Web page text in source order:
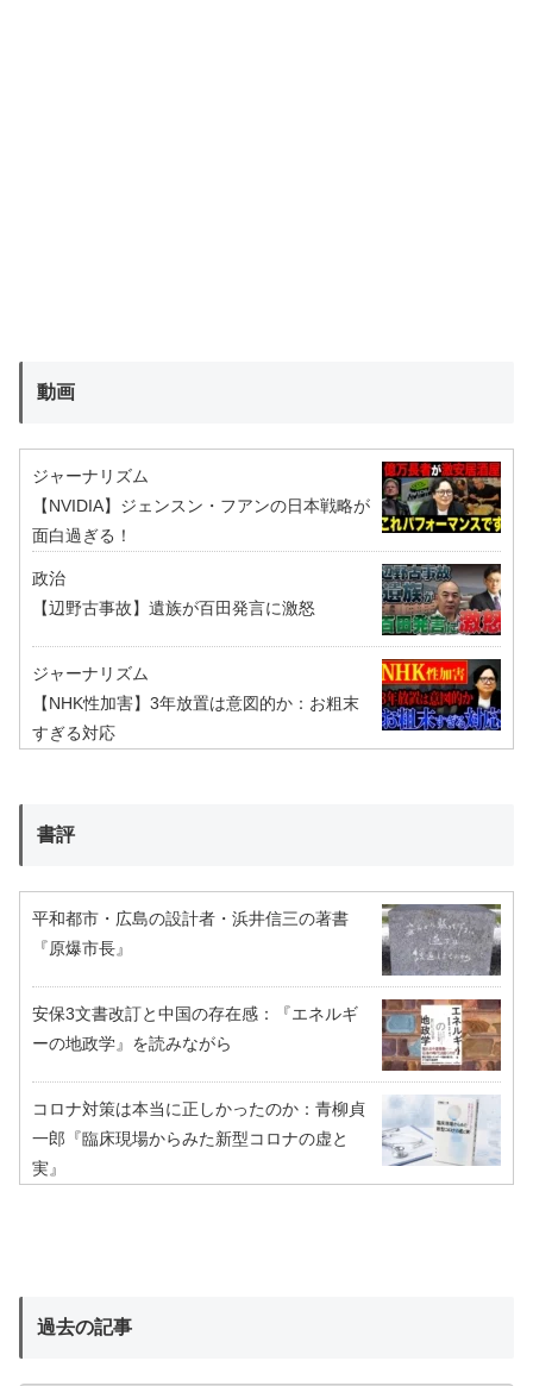
動画
ジャーナリズム
【NVIDIA】ジェンスン・フアンの日本戦略が
面白過ぎる！
政治
【辺野古事故】遺族が百田発言に激怒
ジャーナリズム
【NHK性加害】3年放置は意図的か：お粗末
すぎる対応
書評
平和都市・広島の設計者・浜井信三の著書
『原爆市長』
安保3文書改訂と中国の存在感：『エネルギ
ーの地政学』を読みながら
コロナ対策は本当に正しかったのか：青柳貞
一郎『臨床現場からみた新型コロナの虚と
実』
過去の記事